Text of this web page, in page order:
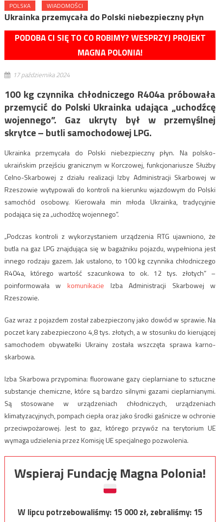
POLSKA WIADOMOŚCI
Ukrainka przemycała do Polski niebezpieczny płyn
PODOBA CI SIĘ TO CO ROBIMY? WESPRZYJ PROJEKT
MAGNA POLONIA!
17 października 2024
100 kg czynnika chłodniczego R404a próbowała
przemycić do Polski Ukrainka udająca „uchodźcę
wojennego”. Gaz ukryty był w przemyślnej
skrytce – butli samochodowej LPG.
Ukrainka przemycała do Polski niebezpieczny płyn. Na polsko-
ukraińskim przejściu granicznym w Korczowej, funkcjonariusze Służby
Celno-Skarbowej z działu realizacji Izby Administracji Skarbowej w
Rzeszowie wytypowali do kontroli na kierunku wjazdowym do Polski
samochód osobowy. Kierowała min młoda Ukrainka, tradycyjnie
podająca się za „uchodźcę wojennego”.
„Podczas kontroli z wykorzystaniem urządzenia RTG ujawniono, że
butla na gaz LPG znajdująca się w bagażniku pojazdu, wypełniona jest
innego rodzaju gazem. Jak ustalono, to 100 kg czynnika chłodniczego
R404a, którego wartość szacunkowa to ok. 12 tys. złotych” –
poinformowała w komunikacie Izba Administracji Skarbowej w
Rzeszowie.
Gaz wraz z pojazdem został zabezpieczony jako dowód w sprawie. Na
poczet kary zabezpieczono 4,8 tys. złotych, a w stosunku do kierującej
samochodem obywatelki Ukrainy została wszczęta sprawa karno-
skarbowa.
Izba Skarbowa przypomina: fluorowane gazy cieplarniane to sztuczne
substancje chemiczne, które są bardzo silnymi gazami cieplarnianymi.
Są stosowane w urządzeniach chłodniczych, urządzeniach
klimatyzacyjnych, pompach ciepła oraz jako środki gaśnicze w ochronie
przeciwpożarowej. Jest to gaz, którego przywóz na terytorium UE
wymaga udzielenia przez Komisję UE specjalnego pozwolenia.
Wspieraj Fundację Magna Polonia!
W lipcu potrzebowaliśmy:15 000zł, zebraliśmy:15